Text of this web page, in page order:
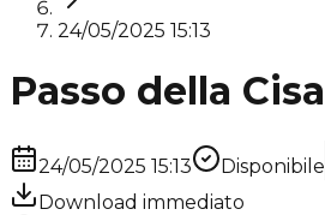
24/05/2025 15:13
Passo della Cisa
24/05/2025 15:13
Disponibile
Download immediato